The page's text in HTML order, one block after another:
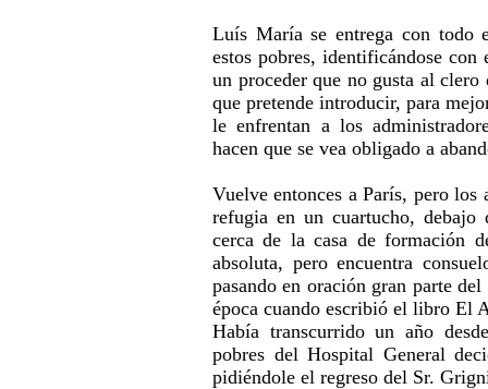
Luís María se entrega con todo
estos pobres, identificándose
un proceder que no gusta al
que pretende introducir, para
le enfrentan a los
hacen que se vea obligado a
Vuelve entonces a París, pero
refugia en un cuartucho, debajo
cerca de la casa de formación
absoluta, pero encuentra
pasando en oración gran parte
época cuando escribió el libro El
Había transcurrido un año
pobres del Hospital General
pidiéndole el regreso del Sr.